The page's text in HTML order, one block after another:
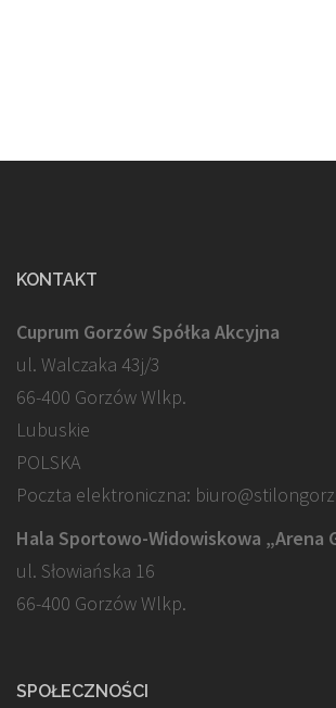
KONTAKT
Cuprum Gorzów Spółka Akcyjna
ul. Walczaka 43j/3
66-400 Gorzów Wlkp.
Lubuskie
POLSKA
Poczta elektroniczna:
Hala Sportowo-Widowiskowa „Arena
ul. Słowiańska 16
66-400 Gorzów Wlkp.
SPOŁECZNOŚCI